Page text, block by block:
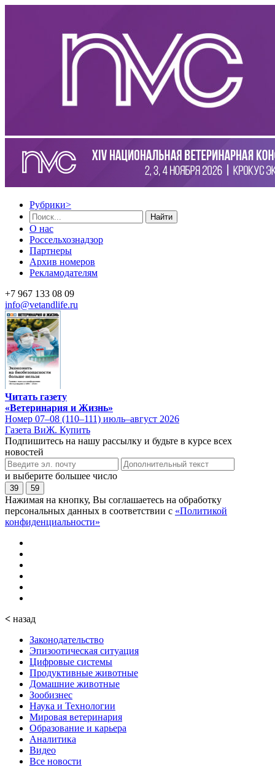
Рубрики>
Найти
О нас
Россельхознадзор
Партнеры
Архив номеров
Рекламодателям
+7 967 133 08 09
info@vetandlife.ru
Читать газету
«Ветеринария и Жизнь»
Номер 07–08 (110–111) июль–август 2026
Газета ВиЖ. Купить
Подпишитесь на нашу рассылку и будьте в курсе всех
новостей
и выберите большее число
39 59
Нажимая на кнопку, Вы соглашаетесь на обработку
персональных данных в соответствии с «Политикой
конфиденциальности»
< назад
Законодательство
Эпизоотическая ситуация
Цифровые системы
Продуктивные животные
Домашние животные
Зообизнес
Наука и Технологии
Мировая ветеринария
Образование и карьера
Аналитика
Видео
Все новости